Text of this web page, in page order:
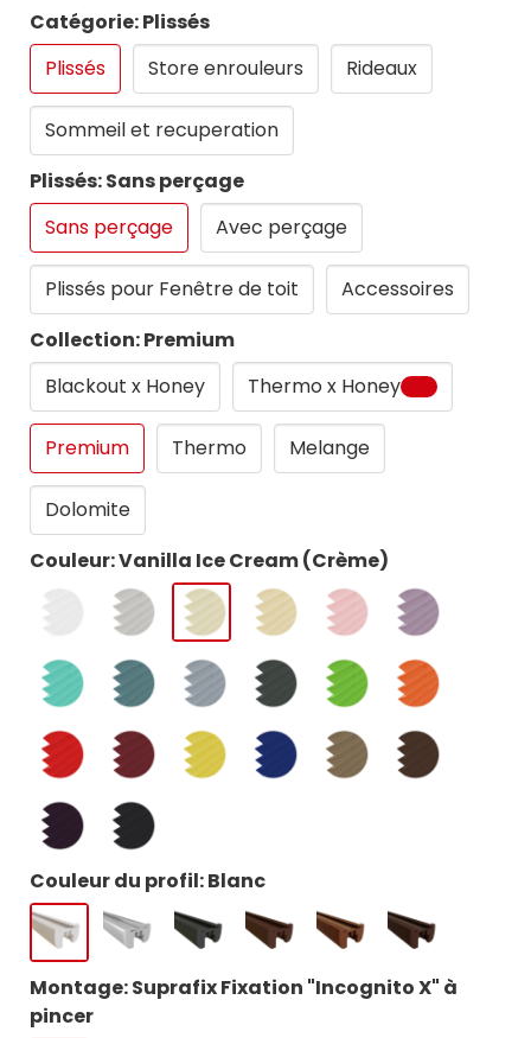
Catégorie: Plissés
Plissés
Store enrouleurs Rideaux
Sommeil et recuperation
Plissés: Sans perçage
Sans perçage
Avec perçage
Plissés pour Fenêtre de toit
Accessoires
Collection: Premium
Blackout x Honey
Thermo x Honey
Premium Thermo Melange
Dolomite
Couleur: Vanilla Ice Cream (Crème)
Couleur du profil: Blanc
Montage: Suprafix Fixation "Incognito X" à
pincer